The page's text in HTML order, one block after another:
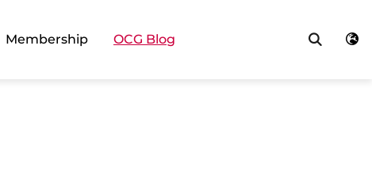
Membership OCG Blog